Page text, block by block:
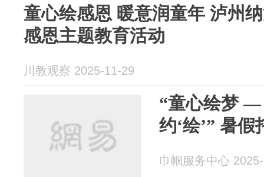
童心绘感恩 暖意润童年 泸州
感恩主题教育活动
川教观察 2025-11-29
“童心绘梦 —
约‘绘’” 暑假
巾帼服务中心